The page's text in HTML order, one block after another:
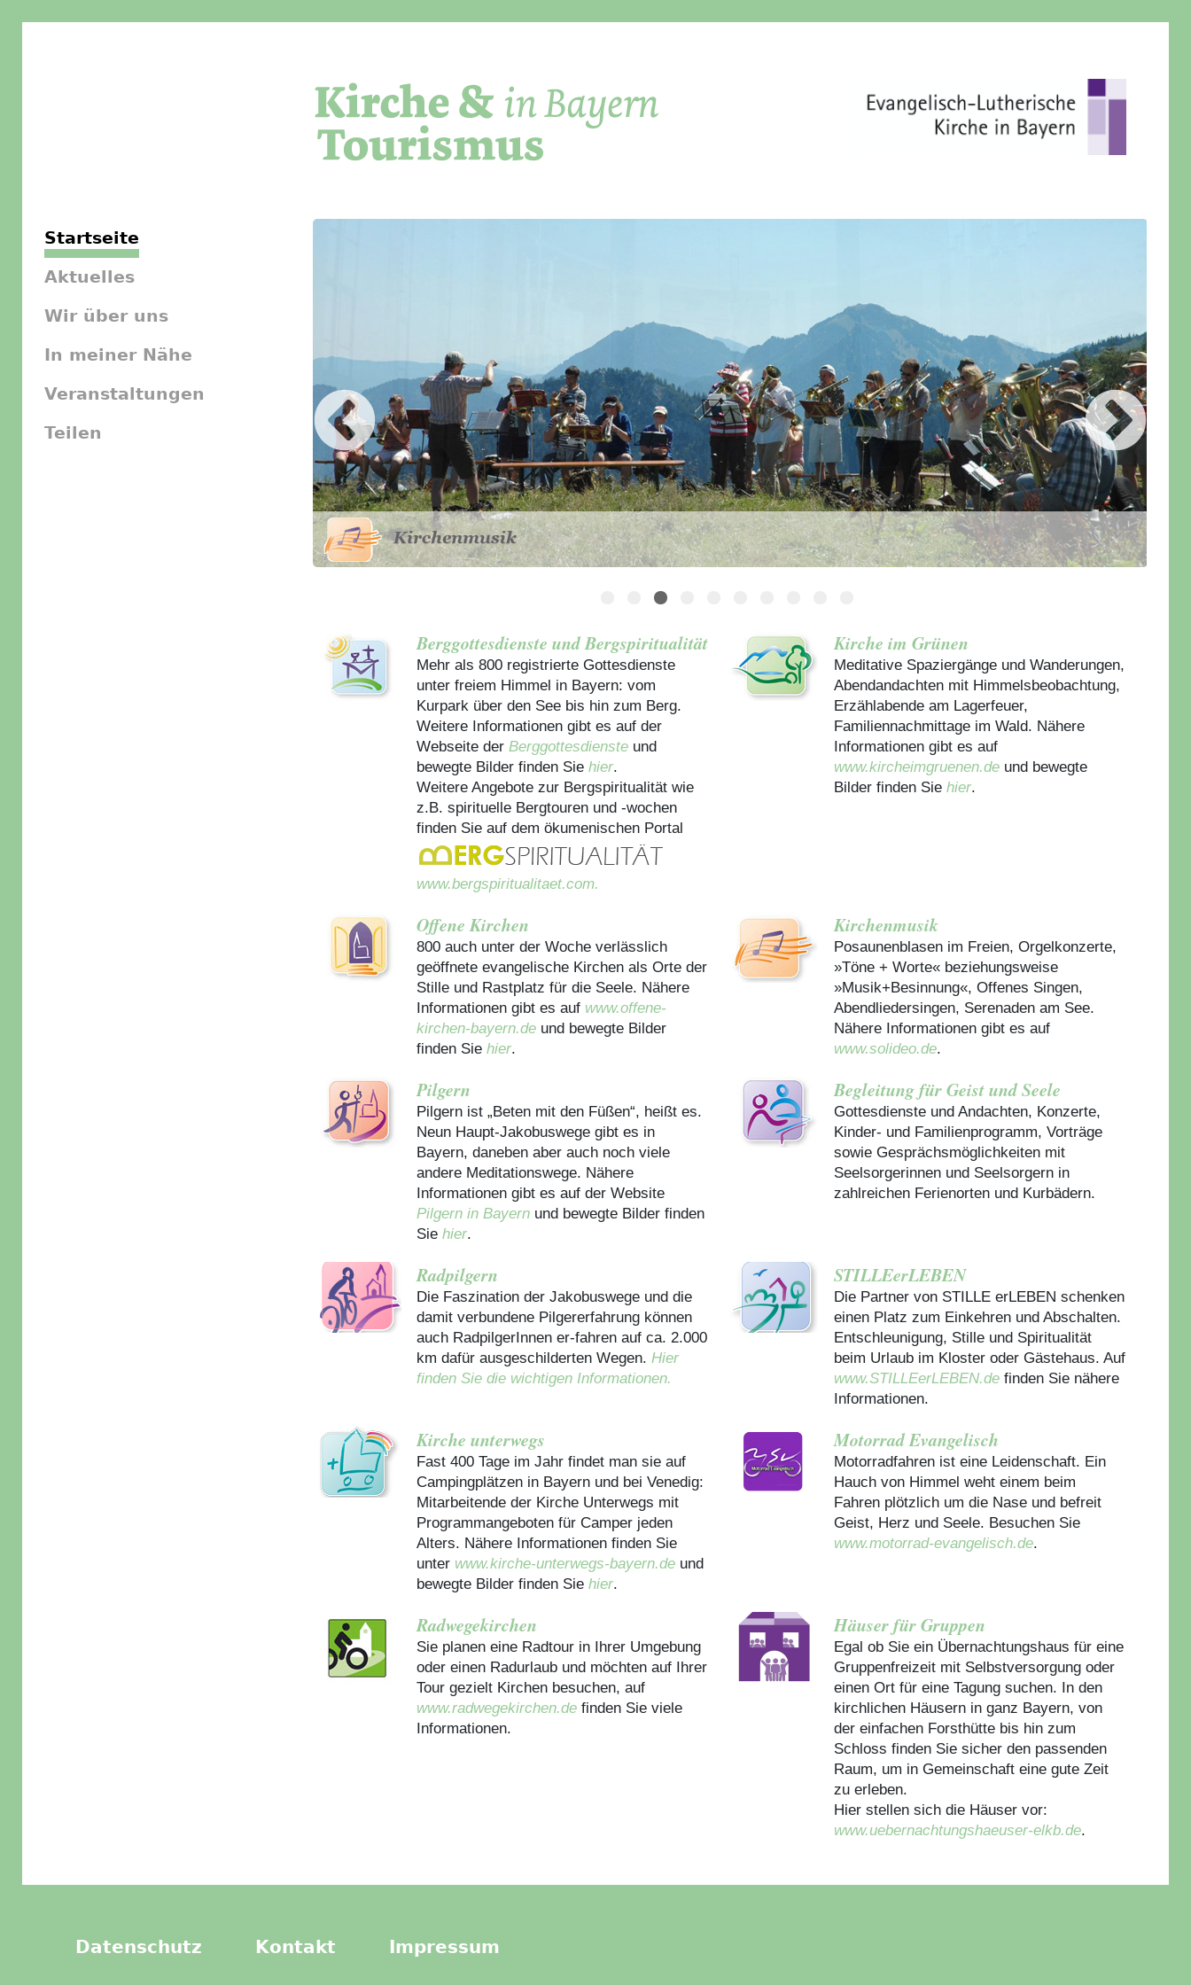
Startseite
Aktuelles
Wir über uns
In meiner Nähe
Veranstaltungen
Teilen
Slider Icon
Bild
Häuser für Gruppen
Berggottesdienste und Bergspiritualität
Mehr als 800 registrierte Gottesdienste
unter freiem Himmel in Bayern: vom
Kurpark über den See bis hin zum Berg.
Weitere Informationen gibt es auf der
Webseite der Berggottesdienste und
bewegte Bilder finden Sie hier.
Weitere Angebote zur Bergspiritualität wie
z.B. spirituelle Bergtouren und -wochen
finden Sie auf dem ökumenischen Portal
www.bergspiritualitaet.com.
Kirche im Grünen
Meditative Spaziergänge und Wanderungen,
Abendandachten mit Himmelsbeobachtung,
Erzählabende am Lagerfeuer,
Familiennachmittage im Wald. Nähere
Informationen gibt es auf
www.kircheimgruenen.deund bewegte
Bilder finden Siehier.
Offene Kirchen
800 auch unter der Woche verlässlich
geöffnete evangelische Kirchen als Orte der
Stille und Rastplatz für die Seele. Nähere
Informationen gibt es auf www.offene-
kirchen-bayern.de und bewegte Bilder
finden Sie hier.
Kirchenmusik
Posaunenblasen im Freien, Orgelkonzerte,
»Töne + Worte« beziehungsweise
»Musik+Besinnung«, Offenes Singen,
Abendliedersingen, Serenaden am See.
Nähere Informationen gibt es auf
www.solideo.de.
Pilgern
Pilgern ist „Beten mit den Füßen“, heißt es.
Neun Haupt-Jakobuswege gibt es in
Bayern, daneben aber auch noch viele
andere Meditationswege. Nähere
Informationen gibt es auf der Website
Pilgern in Bayern und bewegte Bilder finden
Sie hier.
Begleitung für Geist und Seele
Gottesdienste und Andachten, Konzerte,
Kinder- und Familienprogramm, Vorträge
sowie Gesprächsmöglichkeiten mit
Seelsorgerinnen und Seelsorgern in
zahlreichen Ferienorten und Kurbädern.
Radpilgern
Die Faszination der Jakobuswege und die
damit verbundene Pilgererfahrung können
auch RadpilgerInnen er-fahren auf ca. 2.000
km dafür ausgeschilderten Wegen. Hier
finden Sie die wichtigen Informationen.
STILLEerLEBEN
Die Partner von STILLE erLEBEN schenken
einen Platz zum Einkehren und Abschalten.
Entschleunigung, Stille und Spiritualität
beim Urlaub im Kloster oder Gästehaus. Auf
www.STILLEerLEBEN.definden Sie nähere
Informationen.
Kirche unterwegs
Fast 400 Tage im Jahr findet man sie auf
Campingplätzen in Bayern und bei Venedig:
Mitarbeitende der Kirche Unterwegs mit
Programmangeboten für Camper jeden
Alters. Nähere Informationen finden Sie
unter www.kirche-unterwegs-bayern.de und
bewegte Bilder finden Sie hier.
Motorrad Evangelisch
Motorradfahren ist eine Leidenschaft. Ein
Hauch von Himmel weht einem beim
Fahren plötzlich um die Nase und befreit
Geist, Herz und Seele. Besuchen Sie
www.motorrad-evangelisch.de.
Radwegekirchen
Sie planen eine Radtour in Ihrer Umgebung
oder einen Radurlaub und möchten auf Ihrer
Tour gezielt Kirchen besuchen, auf
www.radwegekirchen.de finden Sie viele
Informationen.
Häuser für Gruppen
Egal ob Sie ein Übernachtungshaus für eine
Gruppenfreizeit mit Selbstversorgung oder
einen Ort für eine Tagung suchen. In den
kirchlichen Häusern in ganz Bayern, von
der einfachen Forsthütte bis hin zum
Schloss finden Sie sicher den passenden
Raum, um in Gemeinschaft eine gute Zeit
zu erleben.
Hier stellen sich die Häuser vor:
www.uebernachtungshaeuser-elkb.de.
Datenschutz Kontakt Impressum